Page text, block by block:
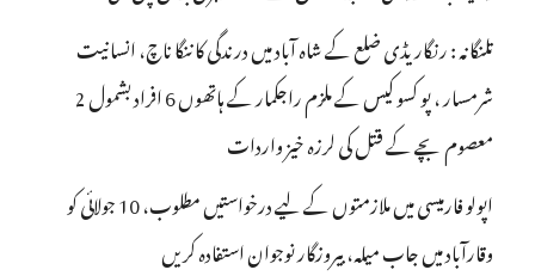
تلنگانہ : رنگاریڈی ضلع کے شاہ آباد میں درندگی کا ننگا ناچ، انسانیت
شرمسار ، پو کسو کیس کے ملزم راجکمار کے ہاتھوں 6 افراد بشمول 2
معصوم بچے کے قتل کی لرزہ خیز واردات
اپولو فارمیسی میں ملازمتوں کے لیے درخواستیں مطلوب، 10 جولائی کو
وقارآباد میں جاب میلہ، بیروزگار نوجوان استفادہ کریں